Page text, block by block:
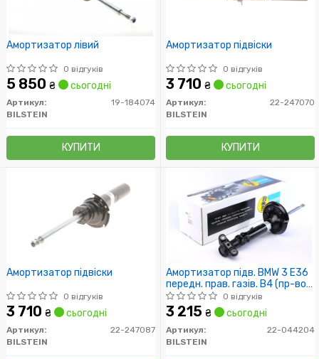
Амортизатор лівий
0 відгуків
5 850 ₴ сьогодні
Артикул:
19-184074
BILSTEIN
КУПИТИ
Амортизатор підвіски
0 відгуків
3 710 ₴ сьогодні
Артикул:
22-247070
BILSTEIN
КУПИТИ
Амортизатор підвіски
0 відгуків
3 710 ₴ сьогодні
Артикул:
22-247087
BILSTEIN
Амортизатор підв. BMW 3 E36
передн. прав. газів. B4 (пр-во
Bilstein)
0 відгуків
3 215 ₴ сьогодні
Артикул:
22-044204
BILSTEIN